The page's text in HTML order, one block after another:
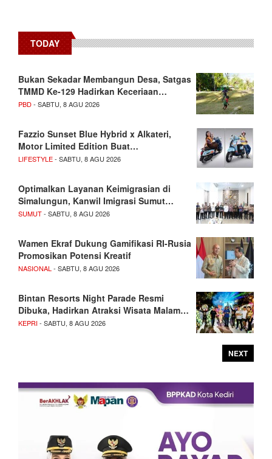
TODAY
Bukan Sekadar Membangun Desa, Satgas
TMMD Ke-129 Hadirkan Keceriaan…
PBD- SABTU, 8 AGU 2026
Fazzio Sunset Blue Hybrid x Alkateri,
Motor Limited Edition Buat…
LIFESTYLE- SABTU, 8 AGU 2026
Optimalkan Layanan Keimigrasian di
Simalungun, Kanwil Imigrasi Sumut…
SUMUT- SABTU, 8 AGU 2026
Wamen Ekraf Dukung Gamifikasi RI-Rusia
Promosikan Potensi Kreatif
NASIONAL- SABTU, 8 AGU 2026
Bintan Resorts Night Parade Resmi
Dibuka, Hadirkan Atraksi Wisata Malam…
KEPRI- SABTU, 8 AGU 2026
NEXT